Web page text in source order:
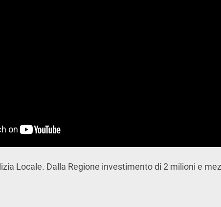
Locale. Dalla Regione investimento di 2 milioni e